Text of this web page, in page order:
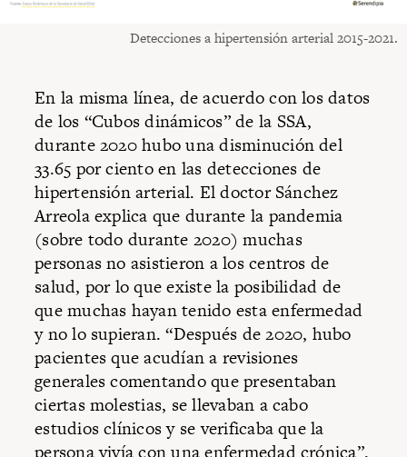
Detecciones a hipertensión arterial 2015-2021.
En la misma línea, de acuerdo con los datos
de los “Cubos dinámicos” de la SSA,
durante 2020 hubo una disminución del
33.65 por ciento en las detecciones de
hipertensión arterial. El doctor Sánchez
Arreola explica que durante la pandemia
(sobre todo durante 2020) muchas
personas no asistieron a los centros de
salud, por lo que existe la posibilidad de
que muchas hayan tenido esta enfermedad
y no lo supieran. “Después de 2020, hubo
pacientes que acudían a revisiones
generales comentando que presentaban
ciertas molestias, se llevaban a cabo
estudios clínicos y se verificaba que la